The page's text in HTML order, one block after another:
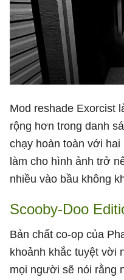
Mod reshade Exorcist
rộng hơn trong danh
chạy hoàn toàn với
làm cho hình ảnh trở
nhiều vào bầu không
Scooby-Doo
Bản chất co-op của
khoảnh khắc tuyệt vời
mọi người sẽ nói rằng